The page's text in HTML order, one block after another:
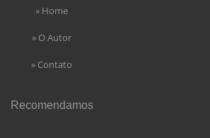
» Home
» O Autor
» Contato
Recomendamos